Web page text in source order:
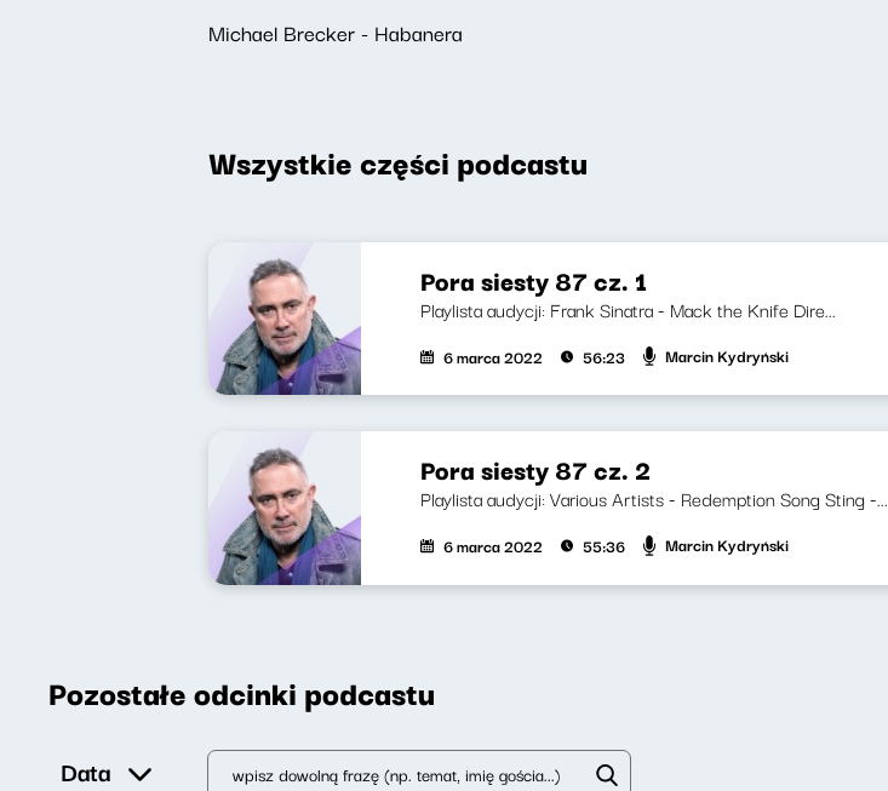
Michael Brecker - Habanera
Wszystkie części podcastu
Pora siesty 87 cz. 1
Playlista audycji: Frank Sinatra - Mack the Knife Dire...
6 marca 2022 56:23 Marcin Kydryński
Pora siesty 87 cz. 2
Playlista audycji: Various Artists - Redemption Song Sting -...
6 marca 2022 55:36 Marcin Kydryński
Pozostałe odcinki podcastu
Data